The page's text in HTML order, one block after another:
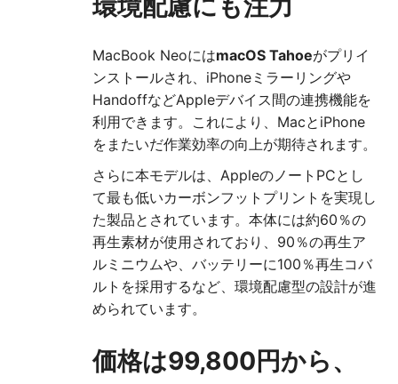
環境配慮にも注力
MacBook NeoにはmacOS Tahoeがプリイ
ンストールされ、iPhoneミラーリングや
HandoffなどAppleデバイス間の連携機能を
利用できます。これにより、MacとiPhone
をまたいだ作業効率の向上が期待されます。
さらに本モデルは、AppleのノートPCとし
て最も低いカーボンフットプリントを実現し
た製品とされています。本体には約60％の
再生素材が使用されており、90％の再生ア
ルミニウムや、バッテリーに100％再生コバ
ルトを採用するなど、環境配慮型の設計が進
められています。
価格は99,800円から、